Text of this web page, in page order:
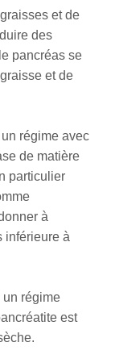
et de
des
pancréas se
et de
régime avec
de matière
particulier
à
inférieure à
un régime
est